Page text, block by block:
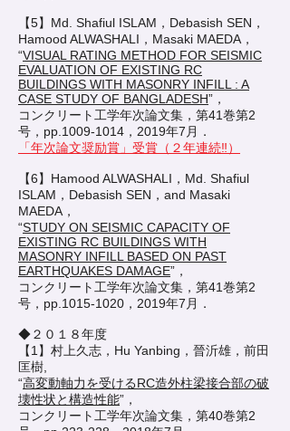
【5】Md. Shafiul ISLAM，Debasish SEN，
Hamood ALWASHALI，Masaki MAEDA，
“VISUAL RATING METHOD FOR SEISMIC
EVALUATION OF EXISTING RC
BUILDINGS WITH MASONRY INFILL : A
CASE STUDY OF BANGLADESH”，
コンクリート工学年次論文集，第41巻第2
号，pp.1009-1014，2019年7月．
「年次論文奨励賞」受賞（２年連続‼）
【6】Hamood ALWASHALI，Md. Shafiul
ISLAM，Debasish SEN，and Masaki
MAEDA，
“STUDY ON SEISMIC CAPACITY OF
EXISTING RC BUILDINGS WITH
MASONRY INFILL BASED ON PAST
EARTHQUAKES DAMAGE”，
コンクリート工学年次論文集，第41巻第2
号，pp.1015-1020，2019年7月．
◆２０１８年度
【1】村上久志，Hu Yanbing，晉沂雄，前田
匡樹,
“高変動軸力を受けるRC造外柱梁接合部の破
壊性状と構造性能”，
コンクリート工学年次論文集，第40巻第2